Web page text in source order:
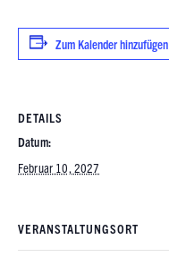
Zum Kalender hinzufügen
DETAILS
Datum:
Februar 10, 2027
VERANSTALTUNGSORT